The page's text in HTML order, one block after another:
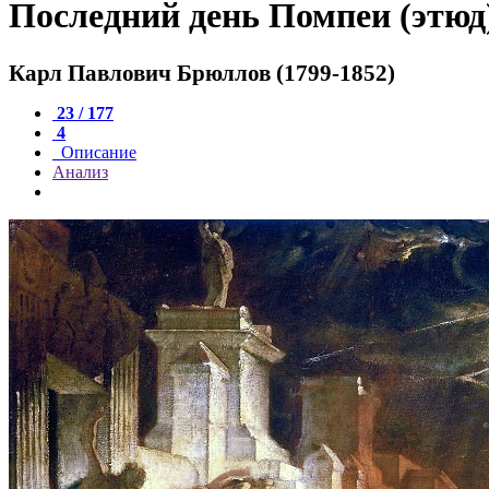
Последний день Помпеи
Карл Павлович Брюллов (1799-1852)
23 / 177
4
Описание
Анализ